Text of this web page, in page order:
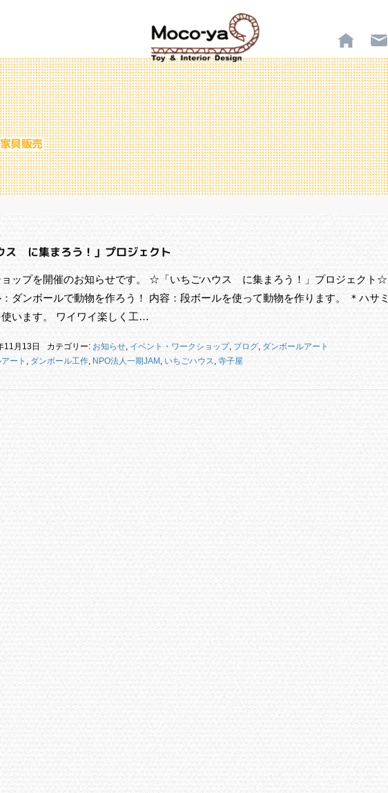
具販売
ス に集まろう！」プロジェクト
ョップを開催のお知らせです。 ☆「いちごハウス に集まろう！」プロジェクト☆
ダンボールで動物を作ろう！ 内容：段ボールを使って動物を作ります。 ＊ハサミ
います。 ワイワイ楽しく工…
11月13日 カテゴリー: お知らせ, イベント・ワークショップ, ブログ, ダンボールアート
ート , ダンボール工作, NPO法人一期JAM, いちごハウス, 寺子屋